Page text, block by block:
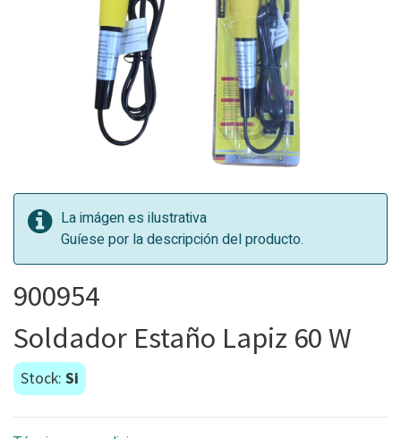
La imágen es ilustrativa
Guíese por la descripción del producto.
900954
Soldador Estaño Lapiz 60 W
Stock: Si